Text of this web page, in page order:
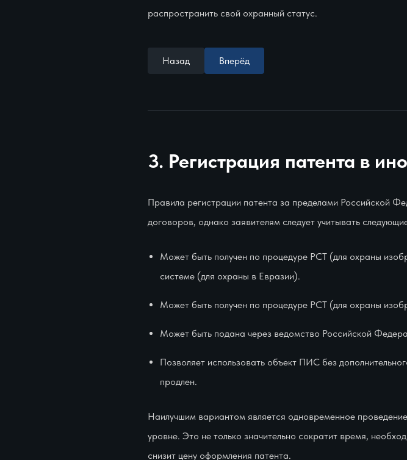
распространить свой охранный статус.
Назад Вперёд
3. Регистрация патента в
Правила регистрации патента за пределами Российской
договоров, однако заявителям следует учитывать
Может быть получен по процедуре РСТ (для охраны
системе (для охраны в Евразии).
Может быть получен по процедуре РСТ (для охраны
Может быть подана через ведомство Российской
Позволяет использовать объект ПИС без
продлен.
Наилучшим вариантом является одновременное
уровне. Это не только значительно сократит время,
снизит цену оформления патента.